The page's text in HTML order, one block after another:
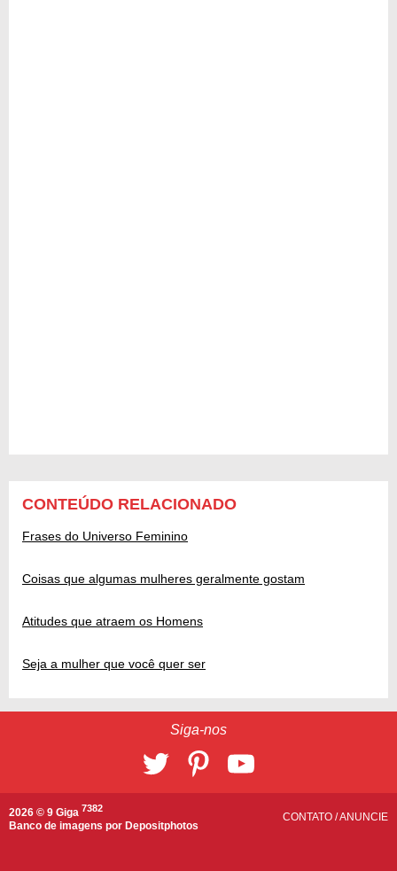
CONTEÚDO RELACIONADO
Frases do Universo Feminino
Coisas que algumas mulheres geralmente gostam
Atitudes que atraem os Homens
Seja a mulher que você quer ser
Siga-nos
2026 © 9 Giga 7382
Banco de imagens por Depositphotos
CONTATO /ANUNCIE